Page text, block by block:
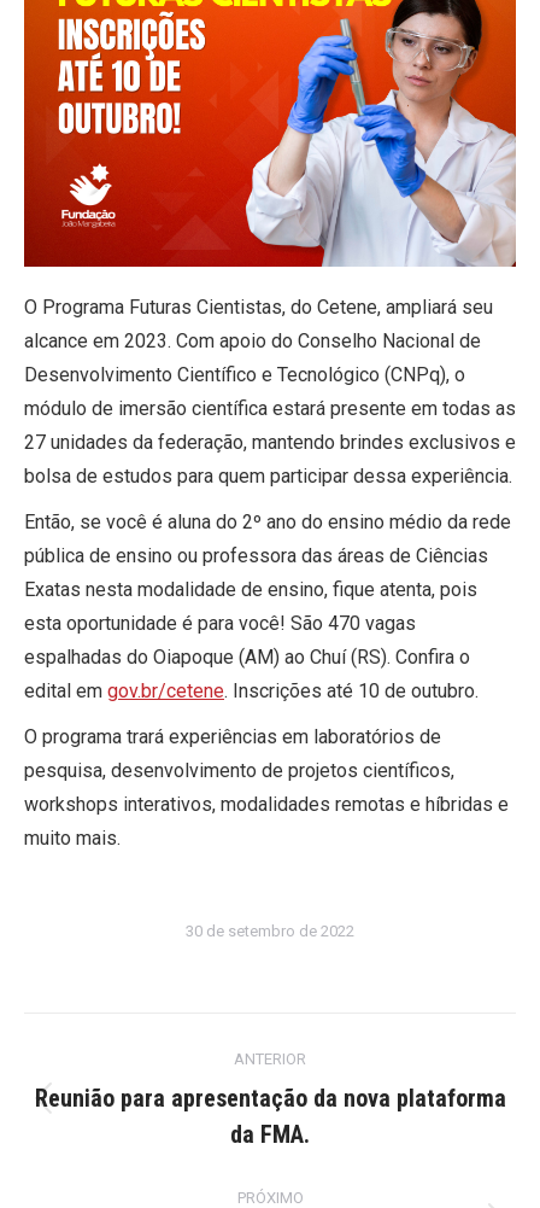
O Programa Futuras Cientistas, do Cetene, ampliará seu
alcance em 2023. Com apoio do Conselho Nacional de
Desenvolvimento Científico e Tecnológico (CNPq), o
módulo de imersão científica estará presente em todas as
27 unidades da federação, mantendo brindes exclusivos e
bolsa de estudos para quem participar dessa experiência.
Então, se você é aluna do 2º ano do ensino médio da rede
pública de ensino ou professora das áreas de Ciências
Exatas nesta modalidade de ensino, fique atenta, pois
esta oportunidade é para você! São 470 vagas
espalhadas do Oiapoque (AM) ao Chuí (RS). Confira o
edital em gov.br/cetene. Inscrições até 10 de outubro.
O programa trará experiências em laboratórios de
pesquisa, desenvolvimento de projetos científicos,
workshops interativos, modalidades remotas e híbridas e
muito mais.
30 de setembro de 2022
de
ANTERIOR
Post
anterior:
Reunião para apresentação da nova plataforma
da FMA.
PRÓXIMO